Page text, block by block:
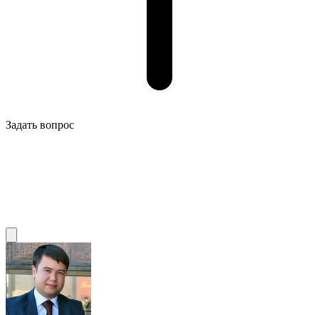
Задать вопрос